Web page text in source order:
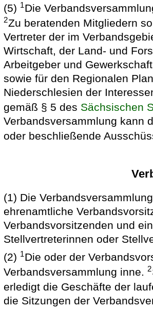
(5) 1Die
2Zu beratenden Mitgliedern
Vertreter der im
Wirtschaft, der Land- und
Arbeitgeber und
sowie für den Regionalen
Niederschlesien der
gemäß § 5 des Sächsischen
Verbandsversammlung kann
oder beschließende
(1) Die
ehrenamtliche
Verbandsvorsitzenden und
Stellvertreterinnen oder
(2) 1Die oder der
Verbandsversammlung inne.2
erledigt die Geschäfte der
die Sitzungen der